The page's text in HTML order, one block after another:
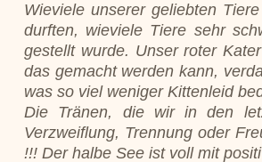
Wieviele unserer geliebten
durften, wieviele Tiere sehr
gestellt wurde. Unser roter
das gemacht werden kann,
was so viel weniger Kittenleid
Die Tränen, die wir in den
Verzweiflung, Trennung oder
!!! Der halbe See ist voll mit